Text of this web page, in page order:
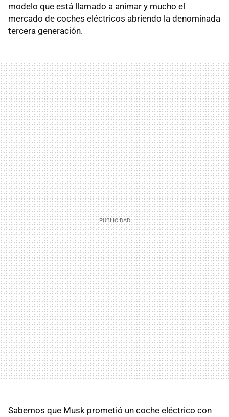
modelo que está llamado a animar y mucho el
mercado de coches eléctricos abriendo la denominada
tercera generación.
Sabemos que Musk prometió un coche eléctrico con